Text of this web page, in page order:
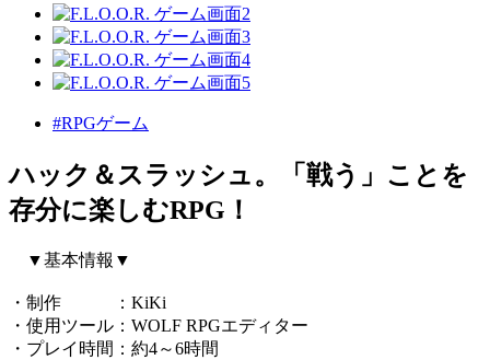
#RPGゲーム
ハック＆スラッシュ。「戦う」ことを
存分に楽しむRPG！
▼基本情報▼
・制作 ：KiKi
・使用ツール：WOLF RPGエディター
・プレイ時間：約4～6時間